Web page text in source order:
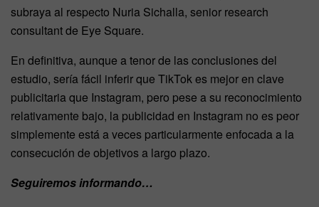
subraya al respecto Nuria Sichalla, senior research
consultant de Eye Square.
En definitiva, aunque a tenor de las conclusiones del
estudio, sería fácil inferir que TikTok es mejor en clave
publicitaria que Instagram, pero pese a su reconocimiento
relativamente bajo, la publicidad en Instagram no es peor
simplemente está a veces particularmente enfocada a la
consecución de objetivos a largo plazo.
Seguiremos informando…